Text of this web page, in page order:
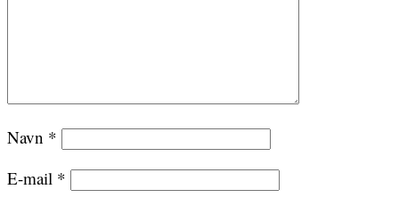
Navn *
E-mail *